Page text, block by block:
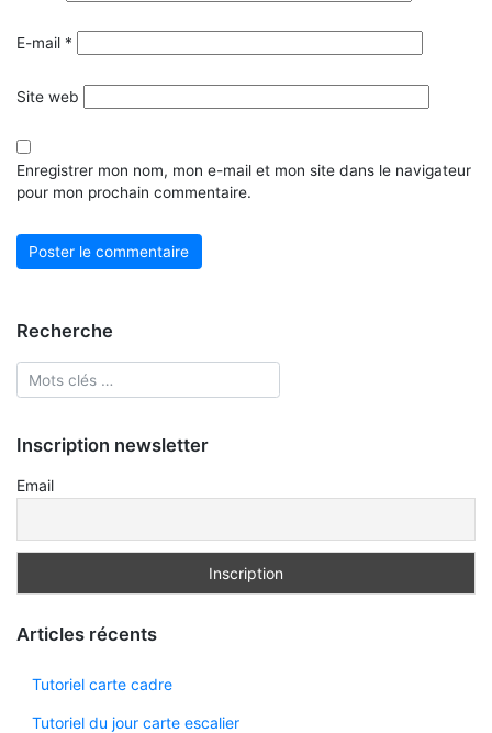
E-mail *
Site web
Enregistrer mon nom, mon e-mail et mon site dans le navigateur
pour mon prochain commentaire.
Recherche
Inscription newsletter
Email
Articles récents
Tutoriel carte cadre
Tutoriel du jour carte escalier